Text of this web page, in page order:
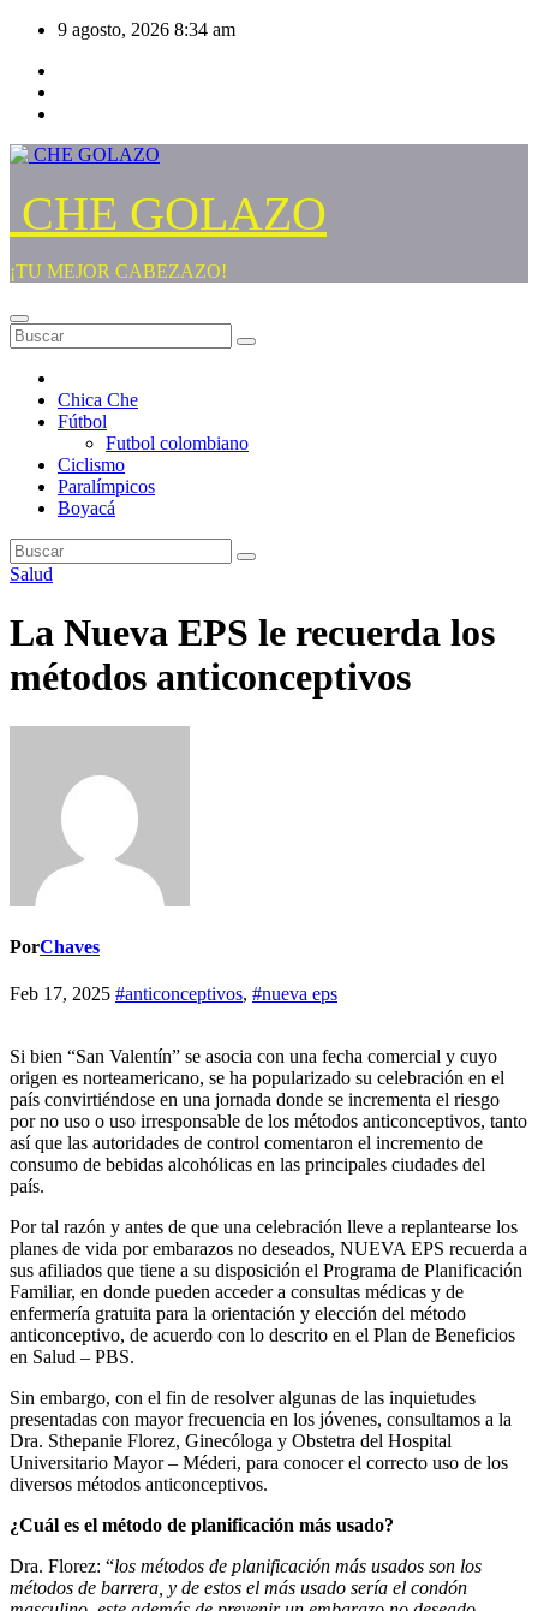
Saltar
contenido
9 agosto, 2026 8:34 am
CHE GOLAZO
¡TU MEJOR CABEZAZO!
Chica Che
Fútbol
Futbol colombiano
Ciclismo
Paralímpicos
Boyacá
Salud
La Nueva EPS le recuerda los
métodos anticonceptivos
PorChaves
Feb 17, 2025 #anticonceptivos, #nueva eps
Si bien “San Valentín” se asocia con una fecha comercial y cuyo
origen es norteamericano, se ha popularizado su celebración en el
país convirtiéndose en una jornada donde se incrementa el riesgo
por no uso o uso irresponsable de los métodos anticonceptivos, tanto
así que las autoridades de control comentaron el incremento de
consumo de bebidas alcohólicas en las principales ciudades del
país.
Por tal razón y antes de que una celebración lleve a replantearse los
planes de vida por embarazos no deseados, NUEVA EPS recuerda a
sus afiliados que tiene a su disposición el Programa de Planificación
Familiar, en donde pueden acceder a consultas médicas y de
enfermería gratuita para la orientación y elección del método
anticonceptivo, de acuerdo con lo descrito en el Plan de Beneficios
en Salud – PBS.
Sin embargo, con el fin de resolver algunas de las inquietudes
presentadas con mayor frecuencia en los jóvenes, consultamos a la
Dra. Sthepanie Florez, Ginecóloga y Obstetra del Hospital
Universitario Mayor – Méderi, para conocer el correcto uso de los
diversos métodos anticonceptivos.
¿Cuál es el método de planificación más usado?
Dra. Florez: “los métodos de planificación más usados son los
métodos de barrera, y de estos el más usado sería el condón